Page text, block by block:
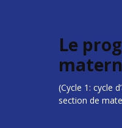
Le
(Cycle 1: cycle
section de